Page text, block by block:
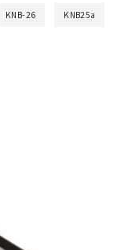
KNB-26 KNB25a